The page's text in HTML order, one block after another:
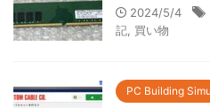
2024/5/4
記 買い物
PC Building